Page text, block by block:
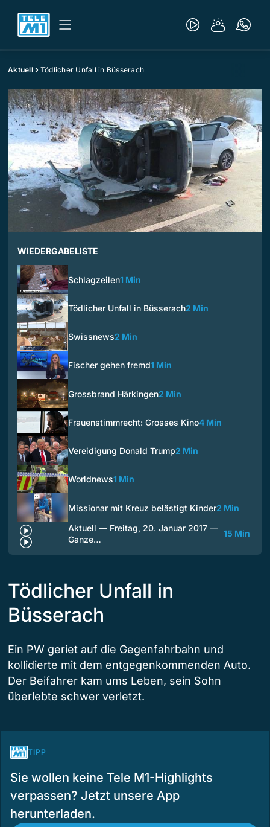
Aktuell Tödlicher Unfall in Büsserach
WIEDERGABELISTE
Schlagzeilen1 Min
Tödlicher Unfall in Büsserach2 Min
Swissnews2 Min
Fischer gehen fremd1 Min
Grossbrand Härkingen2 Min
Frauenstimmrecht: Grosses Kino4 Min
Vereidigung Donald Trump2 Min
Worldnews1 Min
Missionar mit Kreuz belästigt Kinder2 Min
Aktuell — Freitag, 20. Januar 2017 —
Ganze…
15 Min
Tödlicher Unfall in
Büsserach
Ein PW geriet auf die Gegenfahrbahn und
kollidierte mit dem entgegenkommenden Auto.
Der Beifahrer kam ums Leben, sein Sohn
überlebte schwer verletzt.
TIPP
Sie wollen keine Tele M1-Highlights
verpassen? Jetzt unsere App
herunterladen.